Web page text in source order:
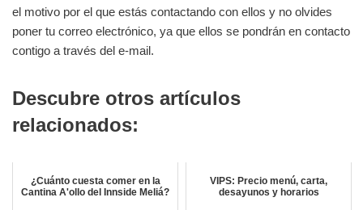
el motivo por el que estás contactando con ellos y no olvides
poner tu correo electrónico, ya que ellos se pondrán en contacto
contigo a través del e-mail.
Descubre otros artículos
relacionados:
¿Cuánto cuesta comer en la
Cantina A'ollo del Innside Meliá?
VIPS: Precio menú, carta,
desayunos y horarios